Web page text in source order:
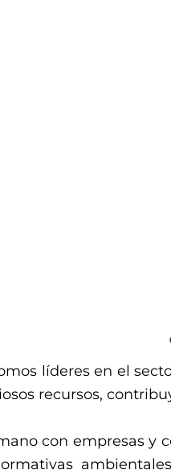
líderes en el
recursos,
con empresas y